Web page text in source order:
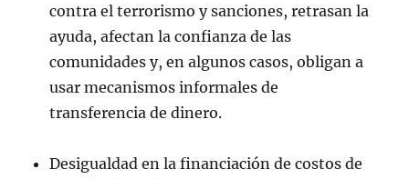
contra el terrorismo y sanciones, retrasan la
ayuda, afectan la confianza de las
comunidades y, en algunos casos, obligan a
usar mecanismos informales de
transferencia de dinero.
Desigualdad en la financiación de costos de